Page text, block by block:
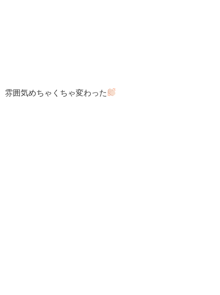
雰囲気めちゃくちゃ変わった